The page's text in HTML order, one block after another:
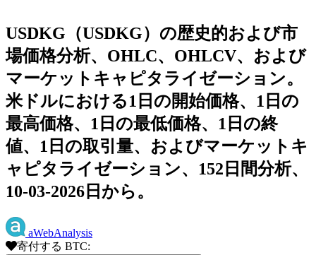
USDKG（USDKG）の歴史的および市
場価格分析、OHLC、OHLCV、および
マーケットキャピタライゼーション。
米ドルにおける1日の開始価格、1日の
最高価格、1日の最低価格、1日の終
値、1日の取引量、およびマーケットキ
ャピタライゼーション、152日間分析、
10-03-2026日から。
aWebAnalysis
寄付する BTC: